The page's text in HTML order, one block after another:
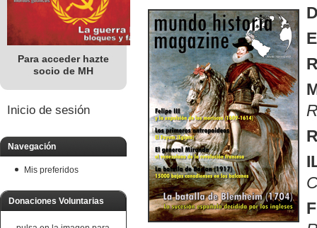
Para acceder hazte
socio de MH
Inicio de sesión
Navegación
Mis preferidos
Donaciones Voluntarias